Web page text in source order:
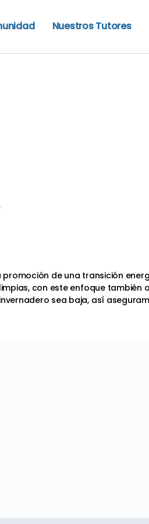
Nuestros Tutores
de una transición
con este enfoque
sea baja, así